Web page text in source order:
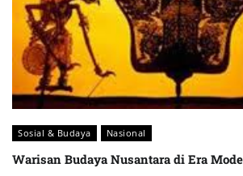
Sosial & Budaya Nasional
Warisan Budaya Nusantara di Era